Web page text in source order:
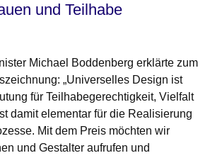
und Teilhabe
Michael Boddenberg erklärte zum
„Universelles Design ist
für Teilhabegerechtigkeit, Vielfalt
damit elementar für die Realisierung
Mit dem Preis möchten wir
und Gestalter aufrufen und